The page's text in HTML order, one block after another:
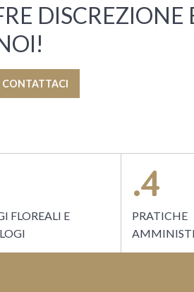
DISCREZIONE
CONTATTACI
FLOREALI E
.4
PRATICHE